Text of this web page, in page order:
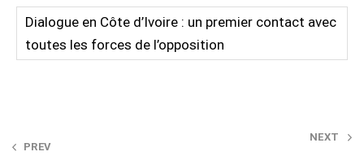
Dialogue en Côte d’Ivoire : un premier contact avec
toutes les forces de l’opposition
Post
PREV
NEXT